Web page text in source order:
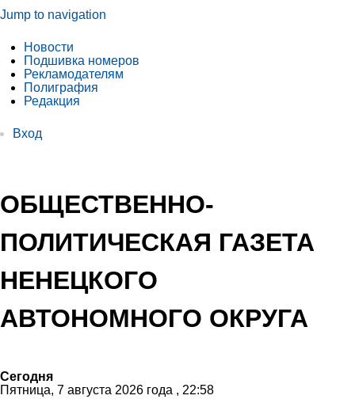
Jump to navigation
Новости
Подшивка номеров
Рекламодателям
Полиграфия
Редакция
Вход
ОБЩЕСТВЕННО-
ПОЛИТИЧЕСКАЯ ГАЗЕТА
НЕНЕЦКОГО
АВТОНОМНОГО ОКРУГА
Сегодня
Пятница, 7 августа 2026 года , 22:58